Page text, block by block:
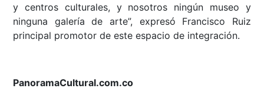
y centros culturales, y nosotros ningún museo y
ninguna galería de arte”, expresó Francisco Ruiz
principal promotor de este espacio de integración.
PanoramaCultural.com.co